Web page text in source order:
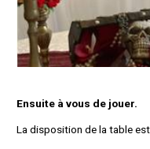
Ensuite à vous de jouer.
La disposition de la table